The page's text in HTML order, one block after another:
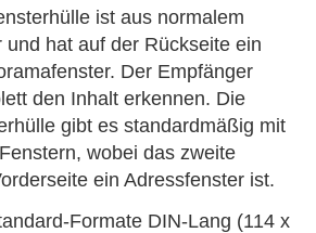
ist aus normalem
und hat auf der Rückseite ein
Der Empfänger
den Inhalt erkennen. Die
gibt es standardmäßig mit
wobei das zweite
ein Adressfenster ist.
Formate DIN-Lang (114 x